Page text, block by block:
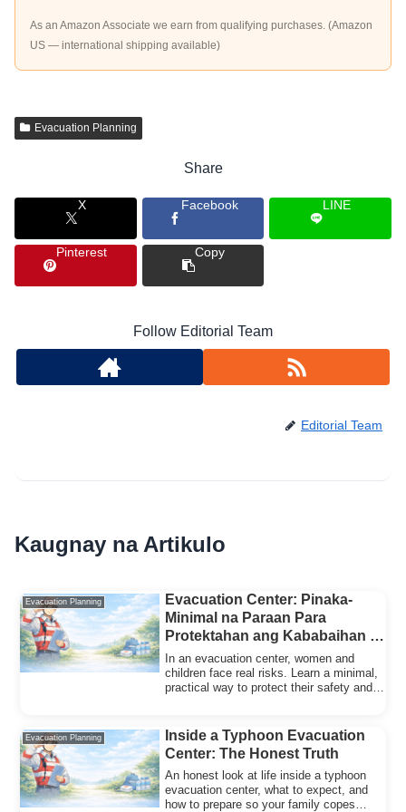
As an Amazon Associate we earn from qualifying purchases. (Amazon
US — international shipping available)
Evacuation Planning
Share
X Facebook LINE
Pinterest Copy
Follow Editorial Team
Editorial Team
Kaugnay na Artikulo
Evacuation Planning
Evacuation Center: Pinaka-
Minimal na Paraan Para
Protektahan ang Kababaihan at
mga Bata (Safety at Pag-iwas sa
Krimen)
In an evacuation center, women and
children face real risks. Learn a minimal,
practical way to protect their safety and
Evacuation Planning
Inside a Typhoon Evacuation
Center: The Honest Truth
An honest look at life inside a typhoon
evacuation center, what to expect, and
how to prepare so your family copes